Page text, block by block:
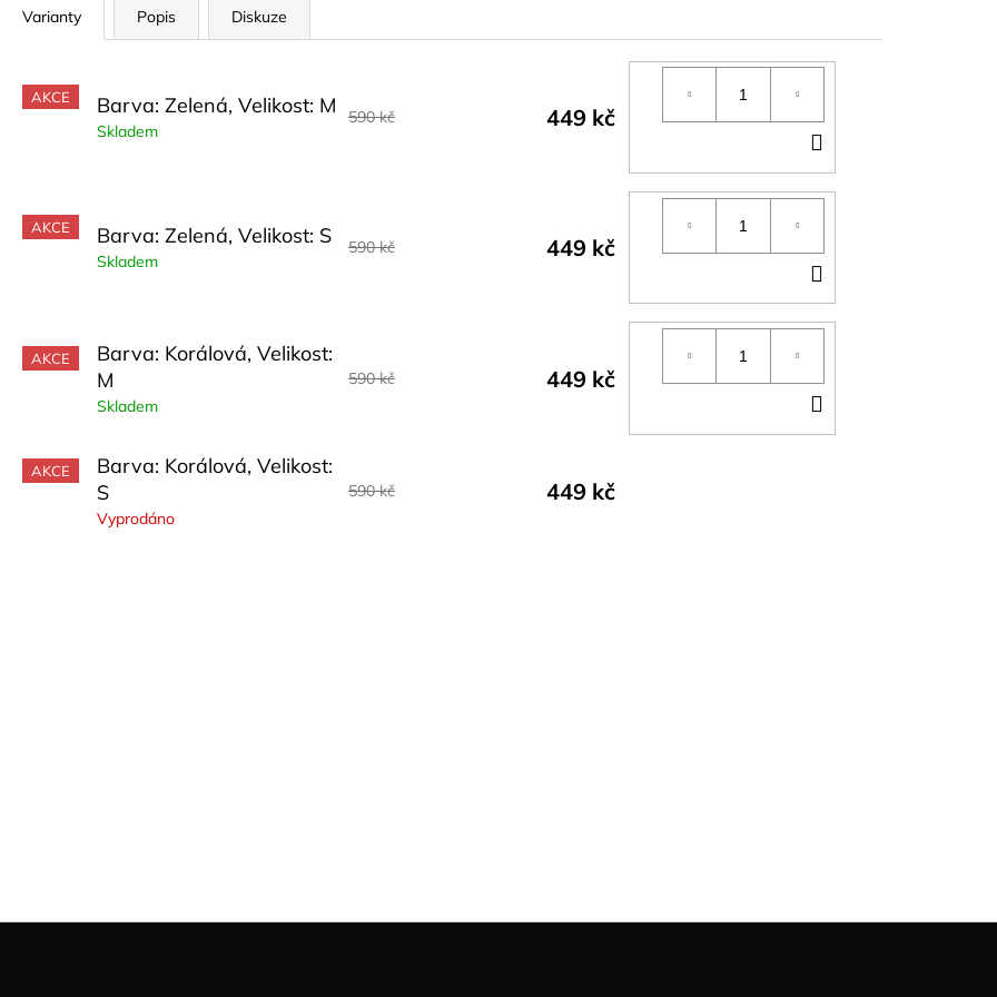
Varianty Popis Diskuze
AKCE Barva: Zelená, Velikost: M
Skladem
590 kč 449 kč
KOŠÍKU
AKCE Barva: Zelená, Velikost: S
Skladem
590 kč 449 kč
KOŠÍKU
AKCE
Barva: Korálová, Velikost:
M
Skladem
590 kč 449 kč
KOŠÍKU
AKCE
Barva: Korálová, Velikost:
S
Vyprodáno
590 kč 449 kč